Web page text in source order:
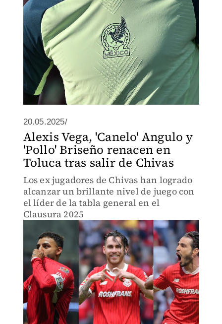
20.05.2025/
Alexis Vega, 'Canelo' Angulo y
'Pollo' Briseño renacen en
Toluca tras salir de Chivas
Los ex jugadores de Chivas han logrado
alcanzar un brillante nivel de juego con
el líder de la tabla general en el
Clausura 2025